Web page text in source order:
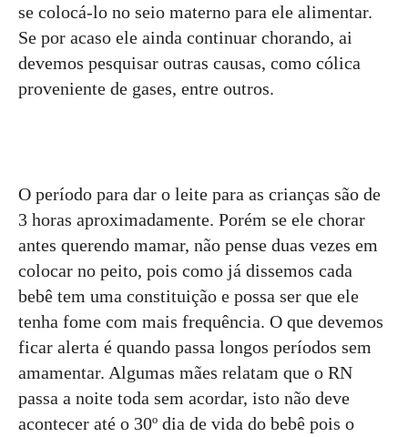
se colocá-lo no seio materno para ele alimentar.
Se por acaso ele ainda continuar chorando, ai
devemos pesquisar outras causas, como cólica
proveniente de gases, entre outros.
O período para dar o leite para as crianças são de
3 horas aproximadamente. Porém se ele chorar
antes querendo mamar, não pense duas vezes em
colocar no peito, pois como já dissemos cada
bebê tem uma constituição e possa ser que ele
tenha fome com mais frequência. O que devemos
ficar alerta é quando passa longos períodos sem
amamentar. Algumas mães relatam que o RN
passa a noite toda sem acordar, isto não deve
acontecer até o 30º dia de vida do bebê pois o